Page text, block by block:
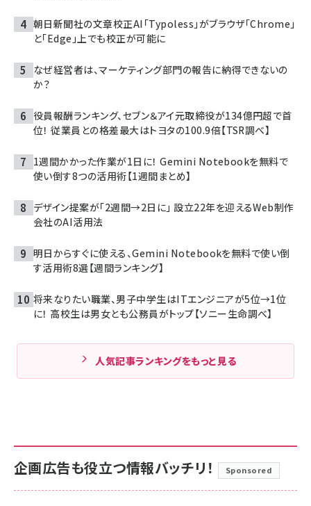
朝日新聞社の文章校正AI「Typoless」がブラウザ「Chrome」
と「Edge」上でも校正が可能に
なぜ経営者は、マーケティング部門の報告に納得できないの
か？
役員報酬ランキング、セブン＆アイ元取締役が134億円超で首
位！ 従業員との格差最大はトヨタの100.9倍【TSR調べ】
1週間かかった作業が1日に！ Gemini Notebookを無料で
使い倒す8つの活用術【1週間まとめ】
デザイン提案が「2週間→2日に」 設立22年を迎えるWeb制作
会社のAI活用法
明日からすぐに使える、Gemini Notebookを無料で使い倒
す活用術8選【週間ランキング】
将来なりたい職業、男子中学生はITエンジニアが5位→1位
に！ 高校生は男女とも公務員がトップ【ソニー生命調べ】
人気記事ランキングをもっと見る
企画広告も役立つ情報バッチリ！ Sponsored